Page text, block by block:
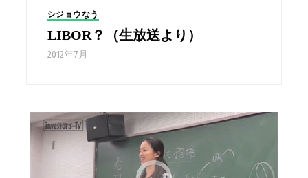
シジョウなう
LIBOR？（生放送より）
2012年7月